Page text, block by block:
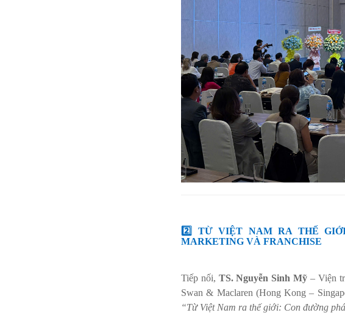
2️⃣ TỪ VIỆT NAM RA THẾ
MARKETING VÀ FRANCHISE
Tiếp nối, TS. Nguyễn Sinh Mỹ – Viện
Swan & Maclaren (Hong Kong –
“Từ Việt Nam ra thế giới: Con đường